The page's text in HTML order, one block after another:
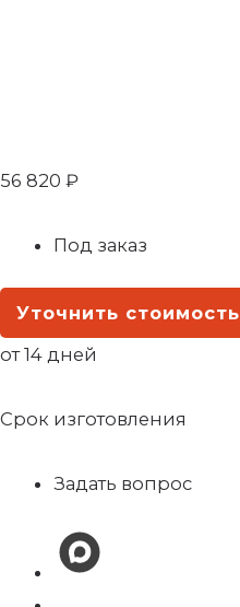
56 820 ₽
Под заказ
Уточнить стоимость
от 14 дней
Срок изготовления
Задать вопрос